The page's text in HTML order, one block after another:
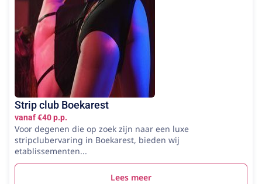
Strip club Boekarest
vanaf €40 p.p.
Voor degenen die op zoek zijn naar een luxe
stripclubervaring in Boekarest, bieden wij
etablissementen...
Lees meer